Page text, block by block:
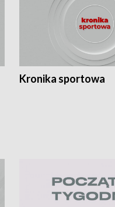
Kronika sportowa